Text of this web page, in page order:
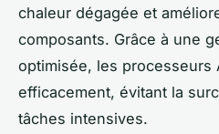
chaleur dégagée et
composants. Grâce à une
optimisée, les processeurs
efficacement, évitant la
tâches intensives.